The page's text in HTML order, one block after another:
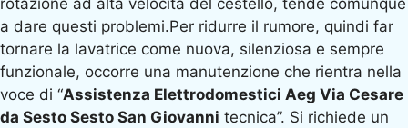
a dare questi problemi.Per ridurre il rumore, quindi far
tornare la lavatrice come nuova, silenziosa e sempre
funzionale, occorre una manutenzione che rientra nella
voce di “Assistenza Elettrodomestici Aeg Via Cesare
da Sesto Sesto San Giovanni tecnica”. Si richiede un